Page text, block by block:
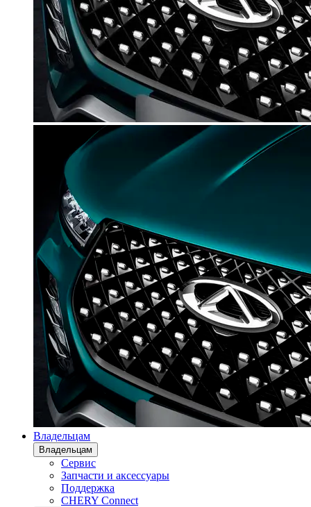
Владельцам
Владельцам
Сервис
Запчасти и аксессуары
Поддержка
CHERY Connect